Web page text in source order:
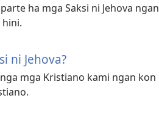
ha mga Saksi ni Jehova
ni Jehova?
mga Kristiano kami ngan